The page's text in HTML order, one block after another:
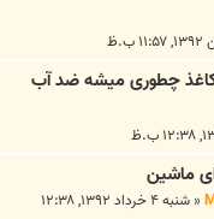
چطوری میشه ضد آب
ماشین
«
شنبه ۴ خرداد ۱۳۹۲, ۱۲:۳۸